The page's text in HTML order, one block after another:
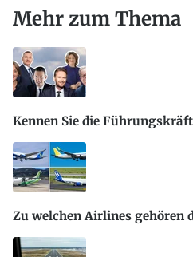
Mehr zum Thema
Kennen Sie die
Zu welchen Airlines gehören